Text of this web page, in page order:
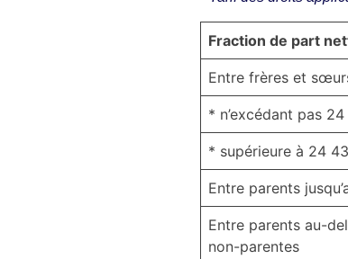
Fraction de part
Entre frères et
* n’excédant pas
* supérieure à 24
Entre parents
Entre parents au-
non-parentes